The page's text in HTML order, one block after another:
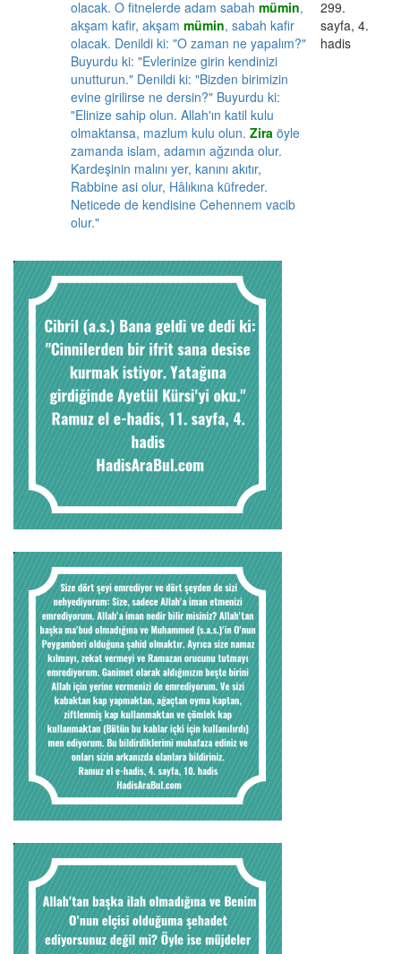
olacak. O fitnelerde adam sabah mümin,
akşam kafir, akşam mümin, sabah kafir
olacak. Denildi ki: "O zaman ne yapalım?"
Buyurdu ki: "Evlerinize girin kendinizi
unutturun." Denildi ki: "Bizden birimizin
evine girilirse ne dersin?" Buyurdu ki:
"Elinize sahip olun. Allah'ın katil kulu
olmaktansa, mazlum kulu olun. Zira öyle
zamanda islam, adamın ağzında olur.
Kardeşinin malını yer, kanını akıtır,
Rabbine asi olur, Hâlıkına küfreder.
Neticede de kendisine Cehennem vacib
olur."
299.
sayfa, 4.
hadis